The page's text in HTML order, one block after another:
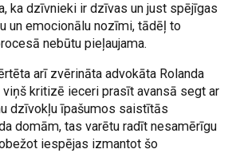
ka dzīvnieki ir dzīvas un just spējīgas
un emocionālu nozīmi, tādēļ to
nebūtu pieļaujama.
arī zvērināta advokāta Rolanda
viņš kritizē ieceri prasīt avansā segt ar
dzīvokļu īpašumos saistītās
domām, tas varētu radīt nesamērīgu
iespējas izmantot šo